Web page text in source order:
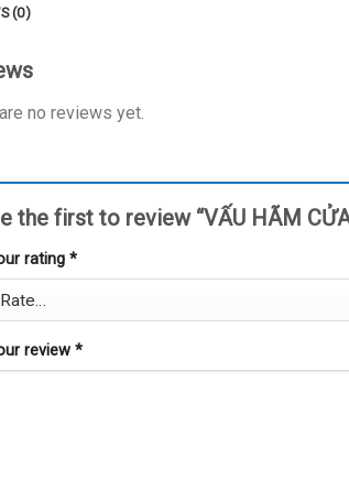
(0)
no reviews yet.
the first to review “VẤU HÃM
rating *
review *